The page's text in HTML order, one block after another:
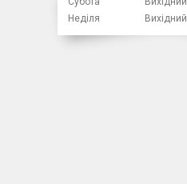
Неділя
Вихідний